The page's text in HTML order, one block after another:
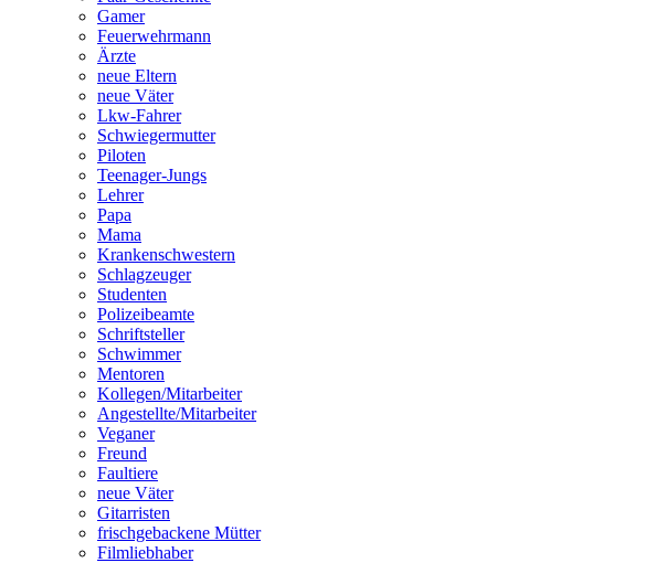
Gamer
Feuerwehrmann
Ärzte
neue Eltern
neue Väter
Lkw-Fahrer
Schwiegermutter
Piloten
Teenager-Jungs
Lehrer
Papa
Mama
Krankenschwestern
Schlagzeuger
Studenten
Polizeibeamte
Schriftsteller
Schwimmer
Mentoren
Kollegen/Mitarbeiter
Angestellte/Mitarbeiter
Veganer
Freund
Faultiere
neue Väter
Gitarristen
frischgebackene Mütter
Filmliebhaber